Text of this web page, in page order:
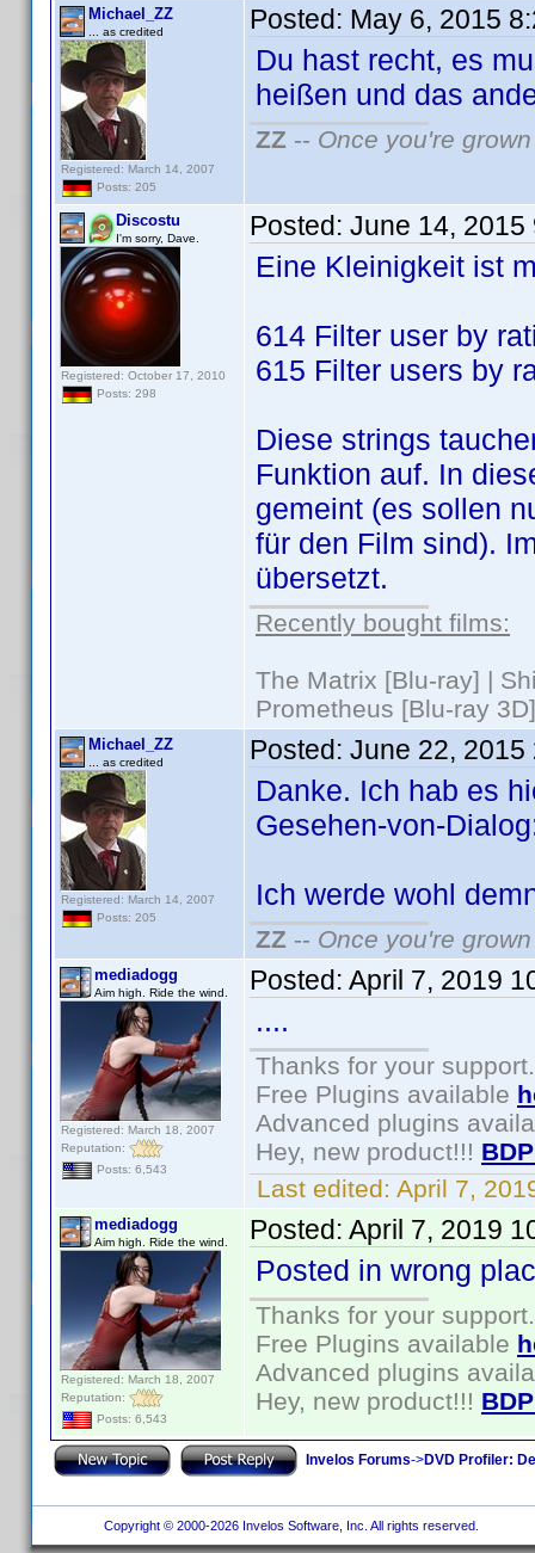
Michael_ZZ
... as credited
Registered: March 14, 2007
Posts: 205
Posted: May 6, 2015
Du hast recht, es
heißen und das
ZZ -- Once you're
Discostu
I'm sorry, Dave.
Registered: October 17, 2010
Posts: 298
Posted: June 14, 2015
Eine Kleinigkeit ist
614 Filter user by
615 Filter users by
Diese strings
Funktion auf. In
gemeint (es sollen
für den Film sind).
übersetzt.
Recently bought films:
The Matrix [Blu-ray] |
Prometheus [Blu-ray
Michael_ZZ
... as credited
Registered: March 14, 2007
Posts: 205
Posted: June 22, 2015
Danke. Ich hab es
Gesehen-von-
Ich werde wohl
ZZ -- Once you're
mediadogg
Aim high. Ride the wind.
Registered: March 18, 2007
Reputation:
Posts: 6,543
Posted: April 7, 2019
....
Thanks for your support.
Free Plugins available
Advanced plugins
Hey, new product!!!
Last edited: April 7,
mediadogg
Aim high. Ride the wind.
Registered: March 18, 2007
Reputation:
Posts: 6,543
Posted: April 7, 2019
Posted in wrong
Thanks for your support.
Free Plugins available
Advanced plugins
Hey, new product!!!
Invelos Forums->DVD Profiler:
Copyright © 2000-2026 Invelos Software, Inc. All rights reserved.